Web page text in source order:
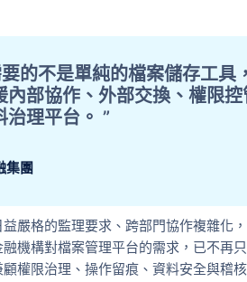
要的不是單純的檔案儲存工具
內部協作、外部交換、權限
治理平台。 ”
集團
嚴格的監理要求、跨部門協作複雜化
機構對檔案管理平台的需求，已不再
權限治理、操作留痕、資料安全與稽